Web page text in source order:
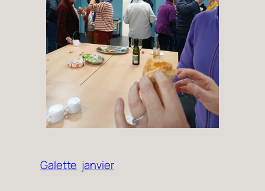
Galette janvier